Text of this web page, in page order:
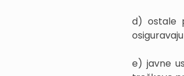
d) ostale
e) javne